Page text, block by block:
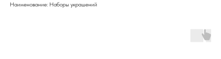
Наименование: Наборы украшений